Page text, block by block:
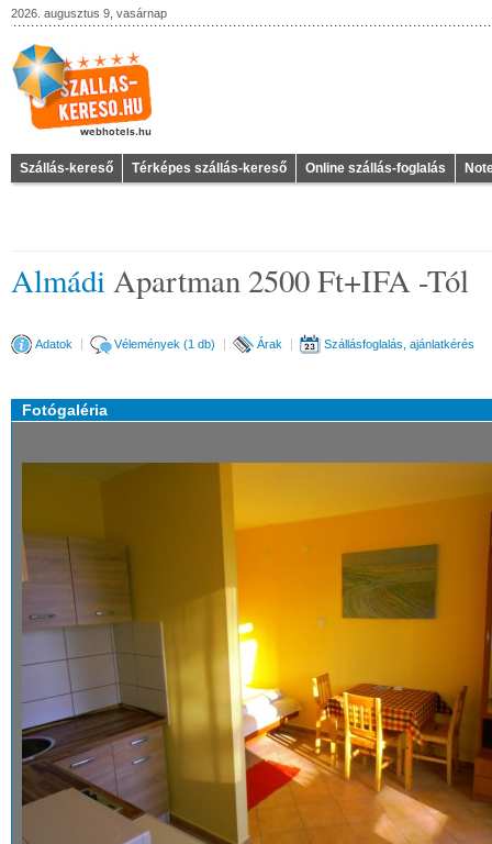
2026. augusztus 9, vasárnap
Szállás-kereső Térképes szállás-kereső Online szállás-foglalás
AlmádiApartman 2500 Ft+IFA -Tól
Adatok Vélemények (1 db) Árak Szállásfoglalás, ajánlatkérés
Fotógaléria